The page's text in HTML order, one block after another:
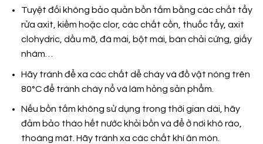
Tuyệt đối không bảo quản bồn tắm bằng các chất tẩy
rửa axit, kiềm hoặc clor, các chất cồn, thuốc tẩy, axit
clohydric, dầu mỡ, đá mài, bột mài, bàn chải cứng, giấy
nhám…
Hãy tránh để xa các chất dễ cháy và đồ vật nóng trên
80°C để tránh cháy nổ và làm hỏng sản phẩm.
Nếu bồn tắm không sử dụng trong thời gian dài, hãy
đảm bảo tháo hết nước khỏi bồn và để ở nơi khô ráo,
thoáng mát. Hãy tránh xa các chất khí ăn mòn.